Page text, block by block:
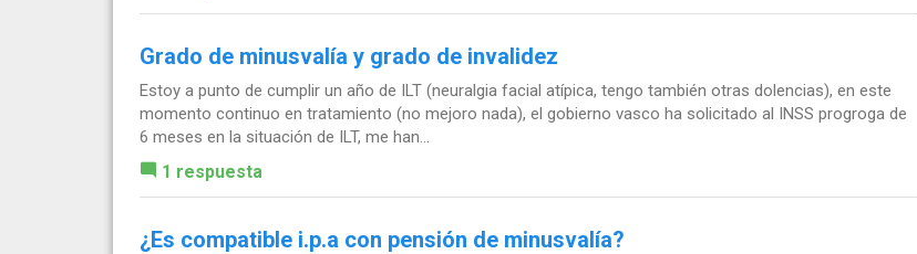
Grado de minusvalía y grado de invalidez
Estoy a punto de cumplir un año de ILT (neuralgia facial atípica, tengo también otras dolencias), en este
momento continuo en tratamiento (no mejoro nada), el gobierno vasco ha solicitado al INSS progroga de
6 meses en la situación de ILT, me han...
1 respuesta
¿Es compatible i.p.a con pensión de minusvalía?